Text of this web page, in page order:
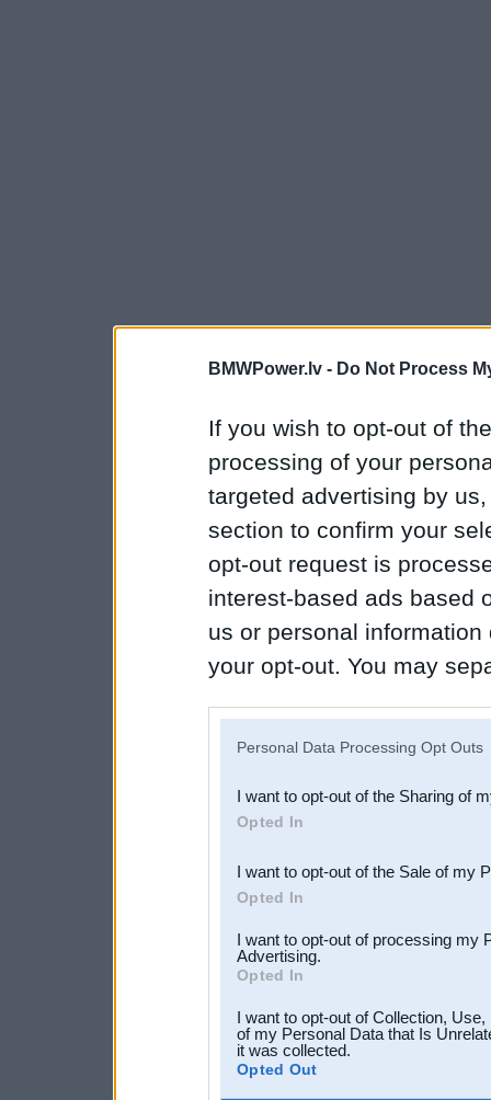
BMWPower.lv - Do Not Process
If you wish to opt-out of
processing of your
targeted advertising by
section to confirm your
opt-out request is
interest-based ads based
us or personal
your opt-out. You may
Downstream Participants
third parties.
Personal Data Processing Opt Outs
I want to opt-out of the Sharing of
Opted In
I want to opt-out of the Sale of my
Opted In
I want to opt-out of processing my
Advertising.
Opted In
I want to opt-out of Collection,
of my Personal Data that Is
it was collected.
Opted Out